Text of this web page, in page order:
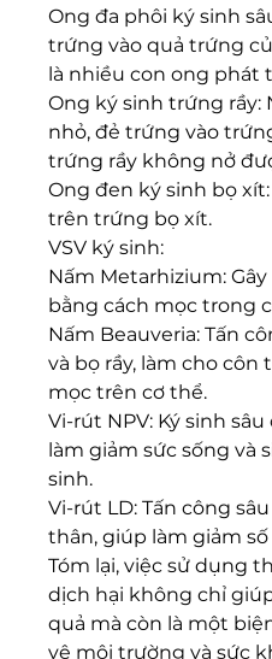
Ong đa phôi ký sinh
trứng vào quả trứng
là nhiều con ong
Ong ký sinh trứng rầy:
nhỏ, đẻ trứng vào
trứng rầy không nở
Ong đen ký sinh bọ
trên trứng bọ xít.
VSV ký sinh:
Nấm Metarhizium: Gây
bằng cách mọc trong
Nấm Beauveria: Tấn
và bọ rầy, làm cho
mọc trên cơ thể.
Vi-rút NPV: Ký sinh
làm giảm sức sống và
sinh.
Vi-rút LD: Tấn công
thân, giúp làm giảm
Tóm lại, việc sử dụng
dịch hại không chỉ
quả mà còn là một
vệ môi trường và sức